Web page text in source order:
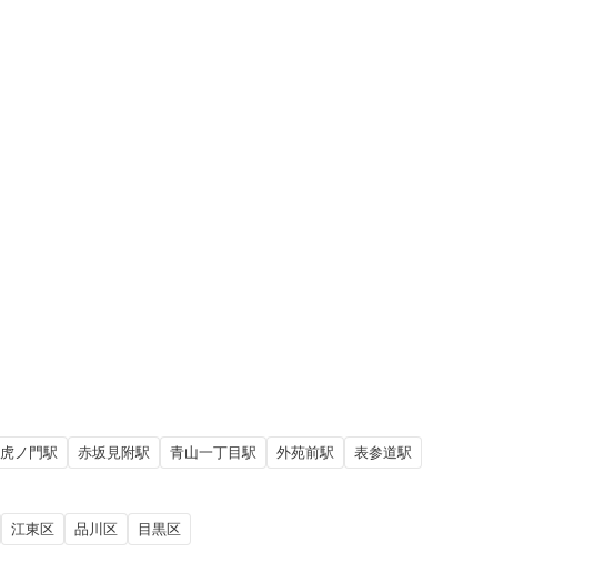
虎ノ門駅 赤坂見附駅 青山一丁目駅 外苑前駅 表参道駅
江東区 品川区 目黒区